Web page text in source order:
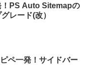
！PS Auto Sitemapの
レード(改）
ペ一発！サイドバー